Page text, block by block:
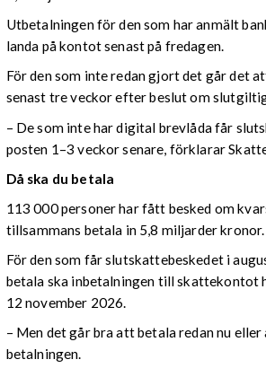
Utbetalningen för den som har anmält
landa på kontot senast på fredagen.
För den som inte redan gjort det går det
senast tre veckor efter beslut om
– De som inte har digital brevlåda får
posten 1–3 veckor senare, förklarar
Då ska du betala
113 000 personer har fått besked om
tillsammans betala in 5,8 miljarder kronor.
För den som får slutskattebeskedet i
betala ska inbetalningen till skattekontot
12 november 2026.
– Men det går bra att betala redan nu eller
betalningen.